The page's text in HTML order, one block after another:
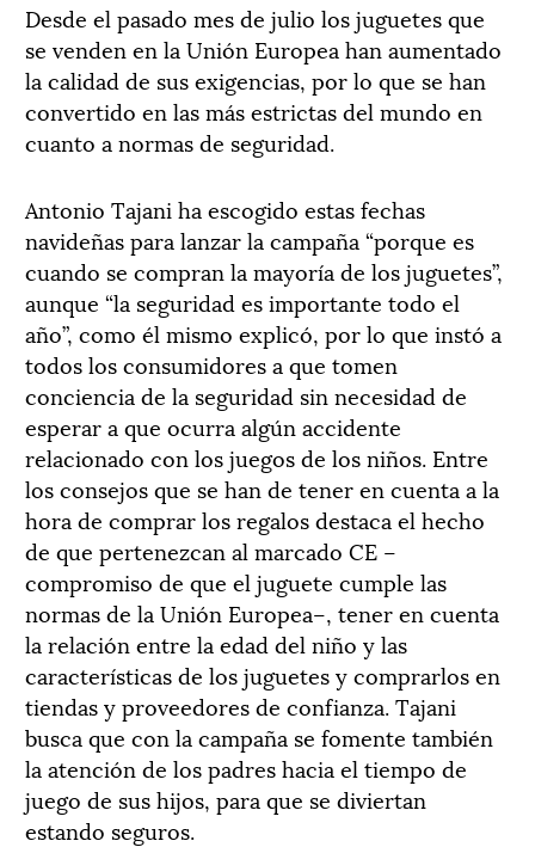
Desde el pasado mes de julio los juguetes que
se venden en la Unión Europea han aumentado
la calidad de sus exigencias, por lo que se han
convertido en las más estrictas del mundo en
cuanto a normas de seguridad.
Antonio Tajani ha escogido estas fechas
navideñas para lanzar la campaña “porque es
cuando se compran la mayoría de los juguetes”,
aunque “la seguridad es importante todo el
año”, como él mismo explicó, por lo que instó a
todos los consumidores a que tomen
conciencia de la seguridad sin necesidad de
esperar a que ocurra algún accidente
relacionado con los juegos de los niños. Entre
los consejos que se han de tener en cuenta a la
hora de comprar los regalos destaca el hecho
de que pertenezcan al marcado CE –
compromiso de que el juguete cumple las
normas de la Unión Europea–, tener en cuenta
la relación entre la edad del niño y las
características de los juguetes y comprarlos en
tiendas y proveedores de confianza. Tajani
busca que con la campaña se fomente también
la atención de los padres hacia el tiempo de
juego de sus hijos, para que se diviertan
estando seguros.